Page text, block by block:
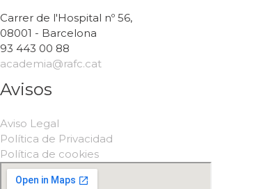
Carrer de l'Hospital nº 56,
08001 - Barcelona
93 443 00 88
academia@rafc.cat
Avisos
Aviso Legal
Política de Privacidad
Política de cookies